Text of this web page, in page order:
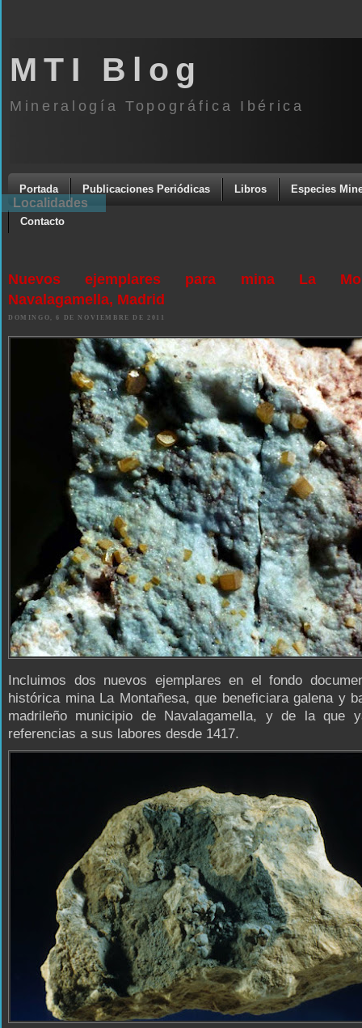
MTI Blog
Mineralogía Topográfica Ibérica
Portada Publicaciones Periódicas Libros Especies
Contacto
Nuevos ejemplares para mina La
Navalagamella, Madrid
DOMINGO, 6 DE NOVIEMBRE DE 2011
Incluimos dos nuevos ejemplares en el fondo
histórica mina La Montañesa, que beneficiara galena y
madrileño municipio de Navalagamella, y de la que
referencias a sus labores desde 1417.
Localidades